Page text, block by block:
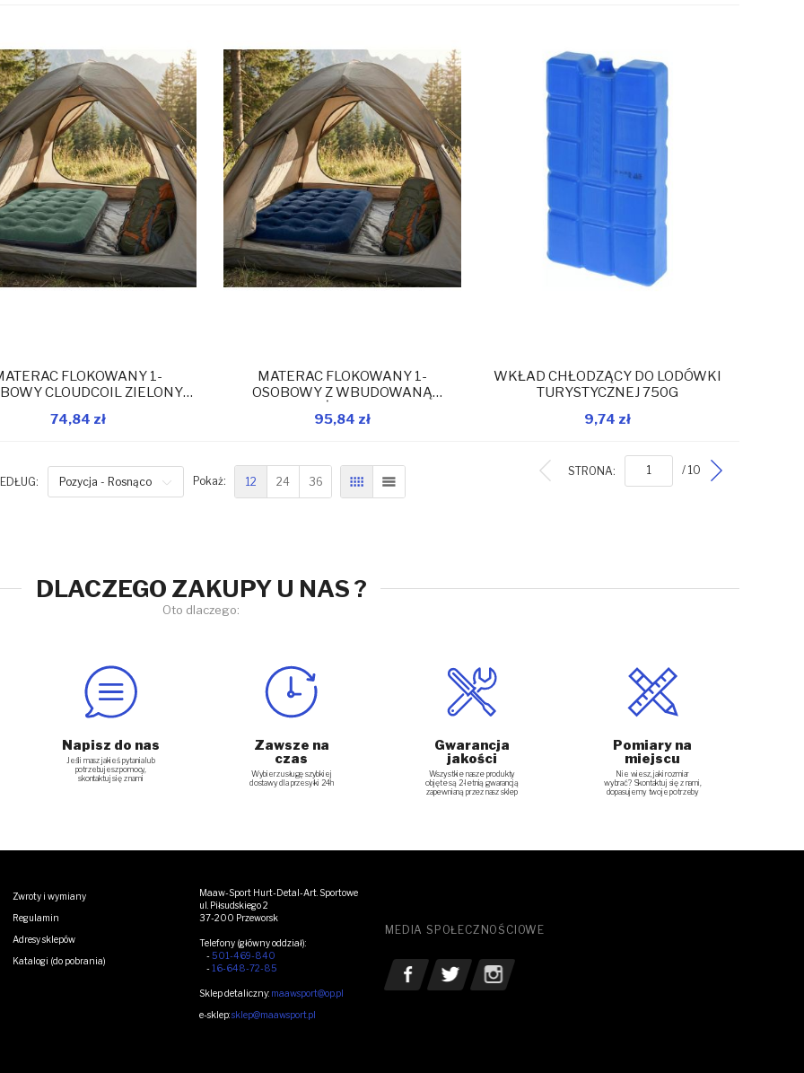
do koszyka
FLOKOWANY 1-
CLOUDCOIL ZIELONY
74,84 zł
Dodaj do koszyka
MATERAC FLOKOWANY 1-
OSOBOWY Z WBUDOWANĄ
24679
95,84 zł
Dodaj do koszyka
WKŁAD CHŁODZĄCY DO LODÓWKI
TURYSTYCZNEJ 750G
9,74 zł
Pozycja - Rosnąco Pokaż: 12 24 36 SIATKALISTA
STRONA: / 10
DLACZEGO ZAKUPY U NAS ?
Oto dlaczego:
Napisz do nas
Jeśli masz jakieś pytania lub
potrzebujesz pomocy,
skontaktuj się z nami
Zawsze na
czas
Wybierz usługę szybkiej
dostawy dla przesyłki 24h
Gwarancja
jakości
Wszystkie nasze produkty
objęte są 2-letnią gwarancją
zapewnianą przez nasz sklep
Pomiary na
miejscu
Nie wiesz, jaki rozmiar
wybrać? Skontaktuj się z nami,
dopasujemy twoje potrzeby
Zwroty i wymiany
Regulamin
Adresy sklepów
Katalogi (do pobrania)
Maaw-Sport Hurt-Detal-Art. Sportowe
ul. Piłsudskiego 2
37-200 Przeworsk
Telefony (główny oddział):
-501-469-840
-16-648-72-85
Sklep detaliczny: maawsport@op.pl
e-sklep:sklep@maawsport.pl
MEDIA SPOŁECZNOŚCIOWE
Zobacz nasz Facebook
Zobacz nasz Twitter
See our Instagram